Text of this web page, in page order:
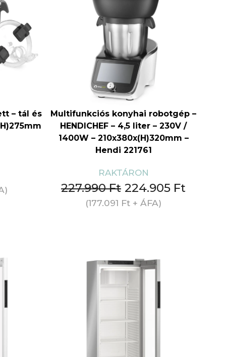
– tál és
RAKTÁRON
Multifunkciós konyhai robotgép –
HENDICHEF – 4,5 liter – 230V /
1400W – 210x380x(H)320mm –
Hendi 221761
227.990Ft 224.905 Ft
(177.091 Ft + ÁFA)